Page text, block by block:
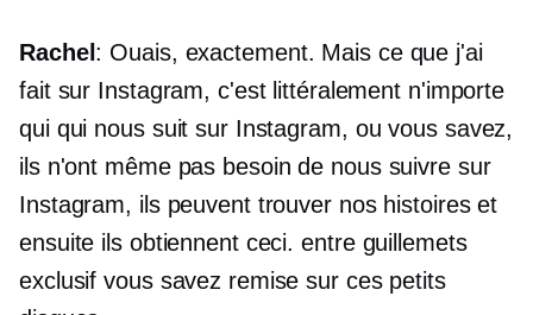
Rachel : Ouais, exactement. Mais ce que j'ai
fait sur Instagram, c'est littéralement n'importe
qui qui nous suit sur Instagram, ou vous savez,
ils n'ont même pas besoin de nous suivre sur
Instagram, ils peuvent trouver nos histoires et
ensuite ils obtiennent ceci.entre guillemets
exclusif vous savez remise sur ces petits